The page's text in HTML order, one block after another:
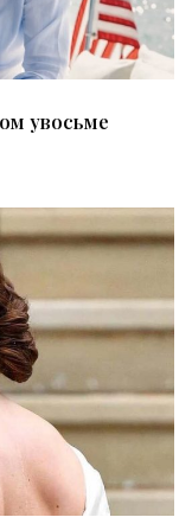
увосьме